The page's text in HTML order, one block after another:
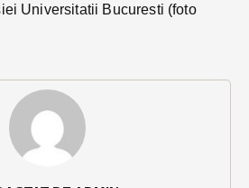
Universitatii Bucuresti (foto